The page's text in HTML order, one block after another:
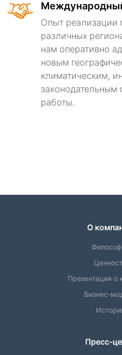
Опыт реализации
различных
нам оперативно
новым
климатическим,
законодательным
работы.
О
Презентация о
Бизнес-
Пресс-